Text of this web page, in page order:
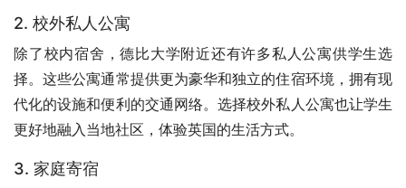
2. 校外私人公寓
除了校内宿舍，德比大学附近还有许多私人公寓供学生选
择。这些公寓通常提供更为豪华和独立的住宿环境，拥有现
代化的设施和便利的交通网络。选择校外私人公寓也让学生
更好地融入当地社区，体验英国的生活方式。
3. 家庭寄宿